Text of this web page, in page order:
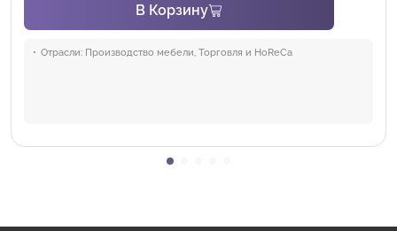
В Корзину
Отрасли: Производство мебели, Торговля и HoReCa